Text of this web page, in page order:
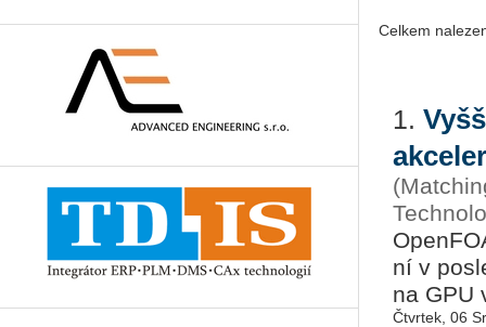
Celkem
1.
ní v
na GPU
Čtvrtek, 06